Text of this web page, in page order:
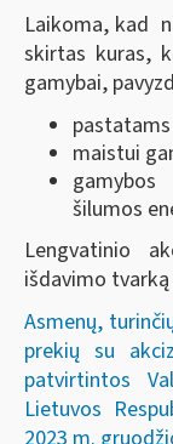
Laikoma, kad
skirtas kuras,
gamybai,
maistui
šilumos
Lengvatinio
išdavimo
Asmenų,
prekių su
patvirtintos
Lietuvos